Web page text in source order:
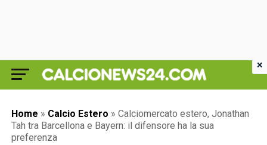
Home » Calcio Estero » Calciomercato estero, Jonathan
Tah tra Barcellona e Bayern: il difensore ha la sua
preferenza
×